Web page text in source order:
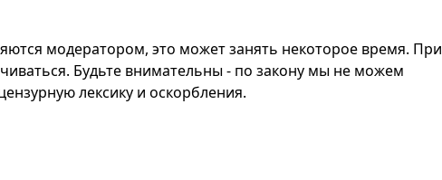
модератором, это может занять некоторое время. При
Будьте внимательны - по закону мы не можем
лексику и оскорбления.